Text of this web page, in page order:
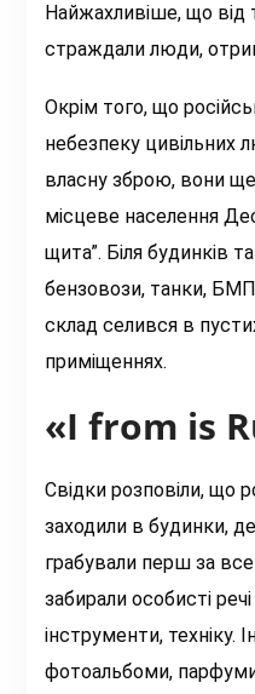
Найжахливіше, що від
страждали люди,
Окрім того, що
небезпеку цивільних
власну зброю, вони
місцеве населення
щита”. Біля будинків
бензовози, танки,
склад селився в
приміщеннях.
«I from is
Свідки розповіли, що
заходили в будинки,
грабували перш за все
забирали особисті
інструменти, техніку.
фотоальбоми, парфуми